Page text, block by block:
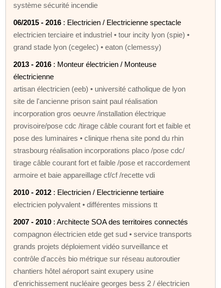
système sécurité incendie
06/2015 - 2016 : Electricien / Electricienne spectacle
electricien terciaire et industriel • tour incity lyon (spie) •
grand stade lyon (cegelec) • eaton (clemessy)
2013 - 2016 : Monteur électricien / Monteuse
électricienne
artisan électricien (eeb) • université catholique de lyon
site de l'ancienne prison saint paul réalisation
incorporation gros oeuvre /installation électrique
provisoire/pose cdc /tirage câble courant fort et faible et
pose des luminaires • clinique rhena site pond du rhin
strasbourg réalisation incorporations placo /pose cdc/
tirage câble courant fort et faible /pose et raccordement
armoire et baie appareillage cf/cf /recette vdi
2010 - 2012 : Electricien / Electricienne tertiaire
electricien polyvalent • différentes missions tt
2007 - 2010 : Architecte SOA des territoires connectés
compagnon électricien etde get sud • service transports
grands projets déploiement vidéo surveillance et
contrôle d'accès bio métrique sur réseau autoroutier
chantiers hôtel aéroport saint exupery usine
d'enrichissement nucléaire georges bess 2 / électricien